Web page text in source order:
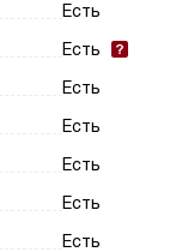
Есть
Есть
Есть
Есть
Есть
Есть
Есть